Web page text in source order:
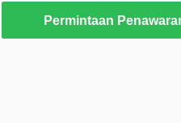
Permintaan